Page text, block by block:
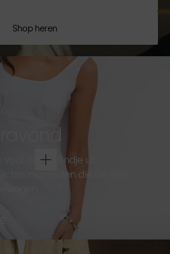
Shop heren
voor een avondje uit.
materialen die de hele